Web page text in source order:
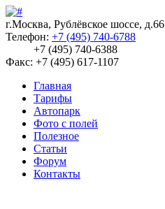
г.Москва, Рублёвское шоссе, д.66
Телефон: +7 (495) 740-6788
+7 (495) 740-6388
Факс: +7 (495) 617-1107
Главная
Тарифы
Автопарк
Фото с полей
Полезное
Статьи
Форум
Контакты